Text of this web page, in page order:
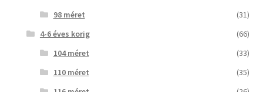
98 méret
(31)
4-6 éves korig
(66)
104 méret
(33)
110 méret
(35)